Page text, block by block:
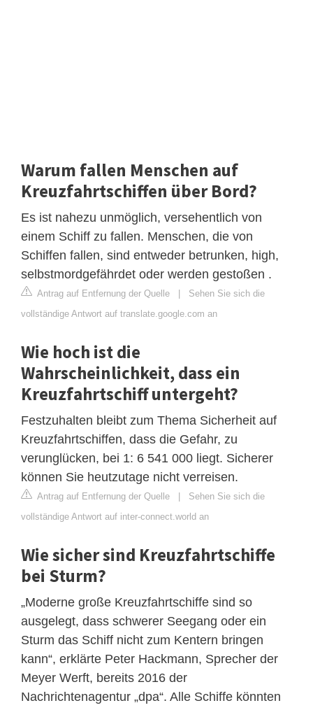
Warum fallen Menschen auf
Kreuzfahrtschiffen über Bord?
Es ist nahezu unmöglich, versehentlich von
einem Schiff zu fallen. Menschen, die von
Schiffen fallen, sind entweder betrunken, high,
selbstmordgefährdet oder werden gestoßen .
Antrag auf Entfernung der Quelle | Sehen Sie sich die
vollständige Antwort auf translate.google.com an
Wie hoch ist die
Wahrscheinlichkeit, dass ein
Kreuzfahrtschiff untergeht?
Festzuhalten bleibt zum Thema Sicherheit auf
Kreuzfahrtschiffen, dass die Gefahr, zu
verunglücken, bei 1: 6 541 000 liegt. Sicherer
können Sie heutzutage nicht verreisen.
Antrag auf Entfernung der Quelle | Sehen Sie sich die
vollständige Antwort auf inter-connect.world an
Wie sicher sind Kreuzfahrtschiffe
bei Sturm?
„Moderne große Kreuzfahrtschiffe sind so
ausgelegt, dass schwerer Seegang oder ein
Sturm das Schiff nicht zum Kentern bringen
kann“, erklärte Peter Hackmann, Sprecher der
Meyer Werft, bereits 2016 der
Nachrichtenagentur „dpa“. Alle Schiffe könnten